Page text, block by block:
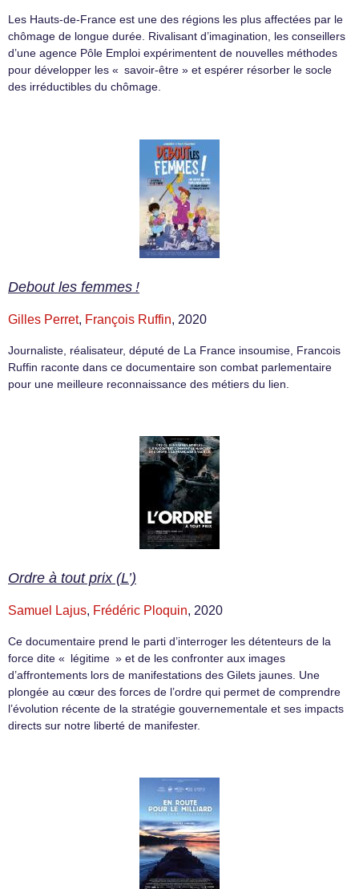
Les Hauts-de-France est une des régions les plus affectées par le
chômage de longue durée. Rivalisant d’imagination, les conseillers
d’une agence Pôle Emploi expérimentent de nouvelles méthodes
pour développer les « savoir-être » et espérer résorber le socle
des irréductibles du chômage.
Debout les femmes !
Gilles Perret, François Ruffin, 2020
Journaliste, réalisateur, député de La France insoumise, Francois
Ruffin raconte dans ce documentaire son combat parlementaire
pour une meilleure reconnaissance des métiers du lien.
Ordre à tout prix (L’)
Samuel Lajus, Frédéric Ploquin, 2020
Ce documentaire prend le parti d’interroger les détenteurs de la
force dite « légitime » et de les confronter aux images
d’affrontements lors de manifestations des Gilets jaunes. Une
plongée au cœur des forces de l’ordre qui permet de comprendre
l’évolution récente de la stratégie gouvernementale et ses impacts
directs sur notre liberté de manifester.